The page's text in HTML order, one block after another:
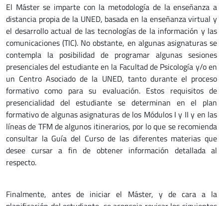
El Máster se imparte con la metodología de la enseñanza a
distancia propia de la UNED, basada en la enseñanza virtual y
el desarrollo actual de las tecnologías de la información y las
comunicaciones (TIC). No obstante, en algunas asignaturas se
contempla la posibilidad de programar algunas sesiones
presenciales del estudiante en la Facultad de Psicología y/o en
un Centro Asociado de la UNED, tanto durante el proceso
formativo como para su evaluación. Estos requisitos de
presencialidad del estudiante se determinan en el plan
formativo de algunas asignaturas de los Módulos I y II y en las
líneas de TFM de algunos itinerarios, por lo que se recomienda
consultar la Guía del Curso de las diferentes materias que
desee cursar a fin de obtener información detallada al
respecto.
Finalmente, antes de iniciar el Máster, y de cara a la